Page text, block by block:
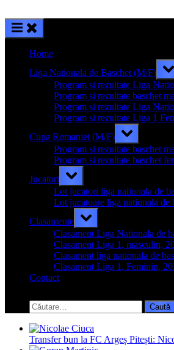
Home
Liga Nationala de Baschet (M/F)
sub-
Program si rezultate Liga
Program si rezultate baschet
Program si rezultate Liga
Program si rezultate Liga 1
Cupa Romaniei (M/F)
Toggle
sub-
menu
Program si rezultate baschet
Program si rezultate baschet
Jucatori
Toggle
sub-
menu
Lot jucatori liga nationala de
Lot jucatoare liga nationala de
Clasamente
Toggle
sub-
menu
Clasament Liga Nationala de
Clasament Liga 1, masculin,
Clasament liga nationala de
Clasament Liga 1, Feminin,
Contact
search
form
Caută
după:
Transfer bun la FC Argeș Pitești: